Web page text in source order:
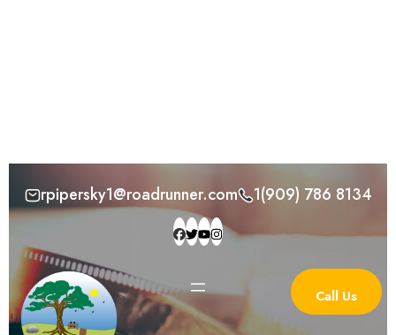
rpipersky1@roadrunner.com 1(909) 786 8134
Call Us